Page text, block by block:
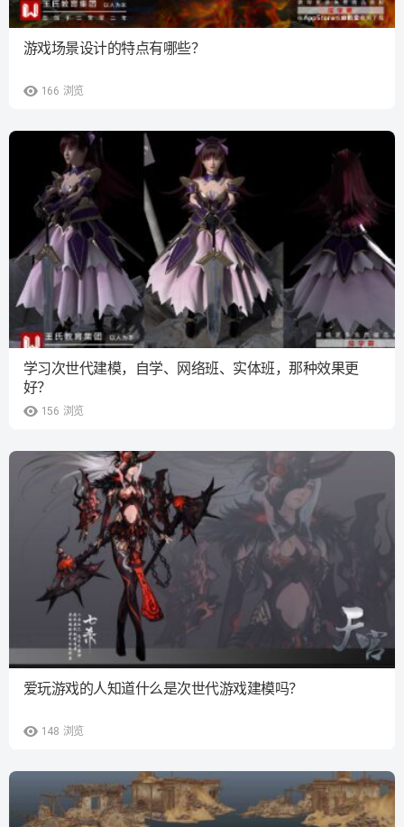
166 浏览
游戏场景设计的特点有哪些？
156 浏览
学习次世代建模，自学、网络班、实体班，那种效果更
好？
148 浏览
爱玩游戏的人知道什么是次世代游戏建模吗？